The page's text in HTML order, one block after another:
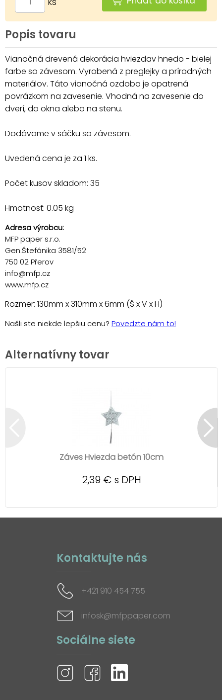
Popis tovaru
Vianočná drevená dekorácia hviezdav hnedo - bielej
farbe so závesom. Vyrobená z preglejky a prírodných
materiálov. Táto vianočná ozdoba je opatrená
povrázkom na zavesenie. Vhodná na zavesenie do
dverí, do okna alebo na stenu.
Dodávame v sáčku so závesom.
Uvedená cena je za 1 ks.
Počet kusov skladom: 35
Hmotnosť: 0.05 kg
Adresa výrobcu:
MFP paper s.r.o.
Gen.Štefánika 3581/52
750 02 Přerov
info@mfp.cz
www.mfp.cz
Rozmer: 130mm x 310mm x 6mm (Š x V x H)
Našli ste niekde lepšiu cenu? Povedzte nám to!
Alternatívny tovar
Záves Hviezda betón 10cm
2,39 € s DPH
Kontaktujte nás
+421 910 454 755
infosk@mfppaper.com
Sociálne siete